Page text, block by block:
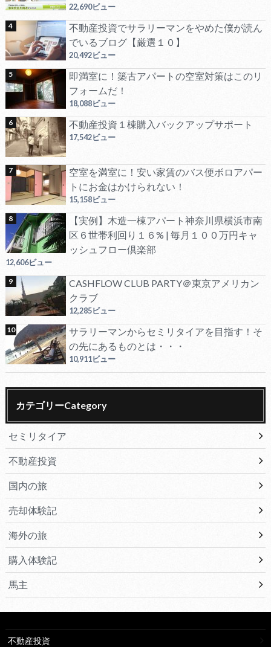
22,690ビュー
不動産投資でサラリーマンをやめた僕が読ん
でいるブログ【厳選１０】
20,492ビュー
即満室に！築古アパートの空室対策はこのリ
フォームだ！
18,088ビュー
不動産投資１棟購入バックアップサポート
17,542ビュー
空室を満室に！安い家賃のバス便ボロアパー
トにお金はかけられない！
15,158ビュー
【実例】木造一棟アパート神奈川県横浜市南
区６世帯利回り１６% | 毎月１００万円キャ
ッシュフロー倶楽部
12,606ビュー
CASHFLOW CLUB PARTY＠東京アメリカン
クラブ
12,285ビュー
サラリーマンからセミリタイアを目指す！そ
の先にあるものとは・・・
10,911ビュー
カテゴリーCategory
セミリタイア
不動産投資
国内の旅
売却体験記
海外の旅
購入体験記
馬主
不動産投資